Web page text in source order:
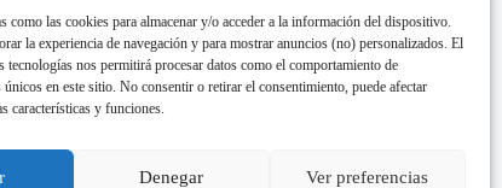
como las cookies para almacenar y/o acceder a la información del dispositivo.
la experiencia de navegación y para mostrar anuncios (no) personalizados. El
tecnologías nos permitirá procesar datos como el comportamiento de
en este sitio. No consentir o retirar el consentimiento, puede afectar
características y funciones.
Denegar Ver preferencias